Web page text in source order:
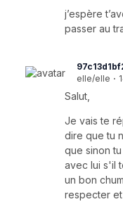
j’espère
passer au
elle/elle ·
Salut,
Je vais te
dire que tu
que sinon
avec lui s'il
un bon
respecter